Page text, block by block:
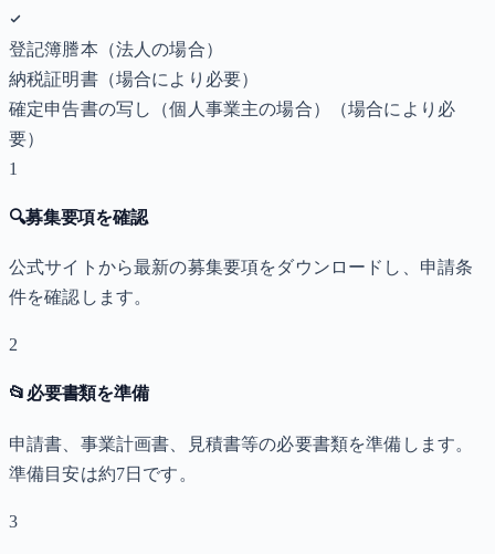
登記簿謄本（法人の場合）
納税証明書（場合により必要）
確定申告書の写し（個人事業主の場合）
（場合により必
要）
1
🔍募集要項を確認
公式サイトから最新の募集要項をダウンロードし、申請条
件を確認します。
2
📂 必要書類を準備
申請書、事業計画書、見積書等の必要書類を準備します。
準備目安は約7日です。
3